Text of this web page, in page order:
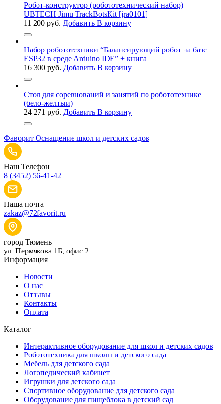
Робот-конструктор (робототехнический набор)
UBTECH Jimu TrackBotsKit [jra0101]
11 200 руб. Добавить В корзину
Набор робототехники “Балансирующий робот на базе
ESP32 в среде Arduino IDE” + книга
16 300 руб. Добавить В корзину
Стол для соревнований и занятий по робототехнике
(бело-желтый)
24 271 руб. Добавить В корзину
Фаворит Оснащение школ и детских садов
Наш Телефон
8 (3452) 56-41-42
Наша почта
zakaz@72favorit.ru
город Тюмень
ул. Пермякова 1Б, офис 2
Информация
Новости
О нас
Отзывы
Контакты
Оплата
Каталог
Интерактивное оборудование для школ и детских садов
Робототехника для школы и детского сада
Мебель для детского сада
Логопедический кабинет
Игрушки для детского сада
Спортивное оборудование для детского сада
Оборудование для пищеблока в детский сад